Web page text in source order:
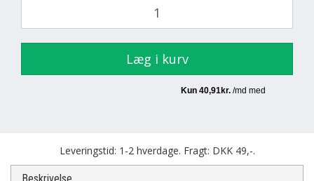
Læg i kurv
Leveringstid: 1-2 hverdage. Fragt: DKK 49,-.